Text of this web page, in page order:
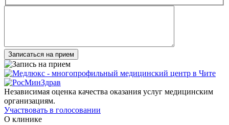
Записаться на прием
Независимая оценка качества оказания услуг медицинским
организациям.
Участвовать в голосовании
О клинике